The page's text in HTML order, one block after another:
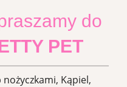
do
PET
Kąpiel,